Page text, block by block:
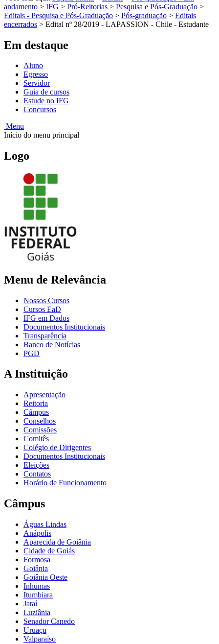
andamento > IFG > Pró-Reitorias > Pesquisa e Pós-Graduação >
Editais - Pesquisa e Pós-Graduação > Pós-graduação > Editais
encerrados > Edital nº 28/2019 - LAPASSION - Chile - Estudante
Em destaque
Aluno
Egresso
Servidor
Guia de cursos
Estude no IFG
Concursos
Menu
Início do menu principal
Logo
Menu de Relevância
Nossos Cursos
Cursos EaD
IFG em Dados
Documentos Institucionais
Transparência
Banco de Notícias
PGD
A Instituição
Apresentação
Reitoria
Câmpus
Conselhos
Comissões
Comitês
Colégio de Dirigentes
Documentos Institucionais
Eleições
Contatos
Horário de Funcionamento
Câmpus
Águas Lindas
Anápolis
Aparecida de Goiânia
Cidade de Goiás
Formosa
Goiânia
Goiânia Oeste
Inhumas
Itumbiara
Jataí
Luziânia
Senador Canedo
Uruaçu
Valparaíso